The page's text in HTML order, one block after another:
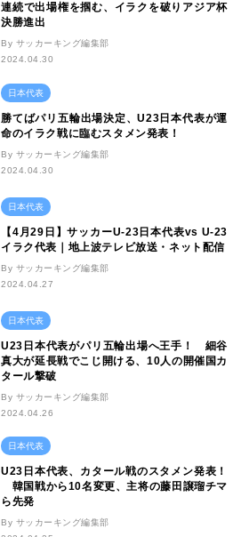
連続で出場権を掴む、イラクを破りアジア杯
決勝進出
By サッカーキング編集部
2024.04.30
日本代表
勝てばパリ五輪出場決定、U23日本代表が運
命のイラク戦に臨むスタメン発表！
By サッカーキング編集部
2024.04.30
日本代表
【4月29日】サッカーU-23日本代表vs U-23
イラク代表｜地上波テレビ放送・ネット配信
By サッカーキング編集部
2024.04.27
日本代表
U23日本代表がパリ五輪出場へ王手！ 細谷
真大が延長戦でこじ開ける、10人の開催国カ
タール撃破
By サッカーキング編集部
2024.04.26
日本代表
U23日本代表、カタール戦のスタメン発表！
韓国戦から10名変更、主将の藤田譲瑠チマ
ら先発
By サッカーキング編集部